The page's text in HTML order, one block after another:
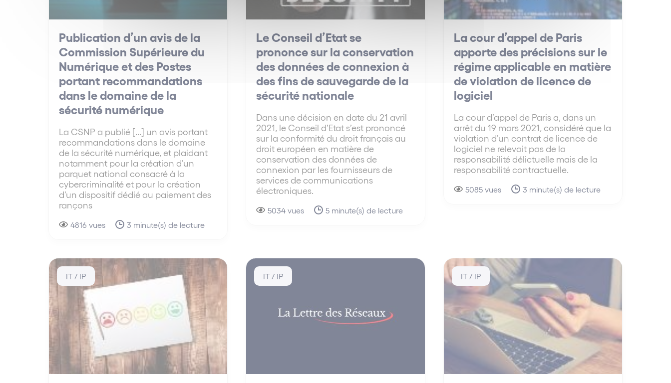
Publication d’un avis de la
Commission Supérieure du
Numérique et des Postes
portant recommandations
dans le domaine de la
sécurité numérique
La CSNP a publié [...] un avis portant
recommandations dans le domaine
de la sécurité numérique, et plaidant
notamment pour la création d’un
parquet national consacré à la
cybercriminalité et pour la création
d’un dispositif dédié au paiement des
rançons
4816 vues 3 minute(s) de lecture
Le Conseil d’Etat se
prononce sur la conservation
des données de connexion à
des fins de sauvegarde de la
sécurité nationale
Dans une décision en date du 21 avril
2021, le Conseil d’Etat s’est prononcé
sur la conformité du droit français au
droit européen en matière de
conservation des données de
connexion par les fournisseurs de
services de communications
électroniques.
5034 vues 5 minute(s) de lecture
La cour d’appel de Paris
apporte des précisions sur le
régime applicable en matière
de violation de licence de
logiciel
La cour d’appel de Paris a, dans un
arrêt du 19 mars 2021, considéré que la
violation d’un contrat de licence de
logiciel ne relevait pas de la
responsabilité délictuelle mais de la
responsabilité contractuelle.
5085 vues 3 minute(s) de lecture
IT / IP IT / IP IT / IP